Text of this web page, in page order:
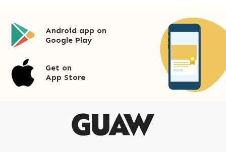
Android app on
Google Play
Get on
App Store